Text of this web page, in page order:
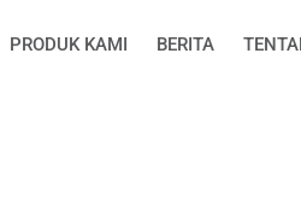
PRODUK KAMI BERITA